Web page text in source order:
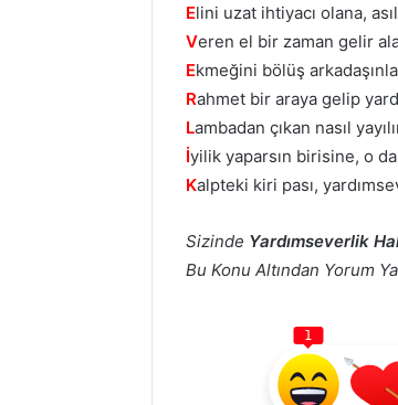
Elini uzat ihtiyacı olana,
Veren el bir zaman gelir
Ekmeğini bölüş
Rahmet bir araya gelip
Lambadan çıkan nasıl
İyilik yaparsın birisine, o
Kalpteki kiri pası,
Sizinde Yardımseverlik
Bu Konu Altından Yorum
1